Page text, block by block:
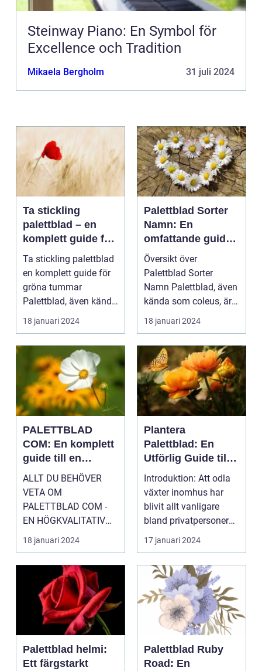
Steinway Piano: En Symbol för
Excellence och Tradition
Mikaela Bergholm 31 juli 2024
Ta stickling
palettblad – en
komplett guide för
gröna tummar
Ta stickling palettblad
en komplett guide för
gröna tummar
Palettblad, även känd
som krukpelargon ...
18 januari 2024
Palettblad Sorter
Namn: En
omfattande guide
till denna populära
växt
Översikt över
Palettblad Sorter
Namn Palettblad, även
kända som coleus, är
en färgglad och
populär ...
18 januari 2024
PALETTBLAD
COM: En komplett
guide till en
trendig
inomhusväxt
ALLT DU BEHÖVER
VETA OM
PALETTBLAD COM -
EN HÖGKVALITATIV
ÖVERSIKT Introduktion
Palettblad com, ell...
18 januari 2024
Plantera
Palettblad: En
Utförlig Guide till
Populära
Inomhusväxter
Introduktion: Att odla
växter inomhus har
blivit allt vanligare
bland privatpersoner
för att skapa e...
17 januari 2024
Palettblad helmi:
Ett färgstarkt
Palettblad Ruby
Road: En